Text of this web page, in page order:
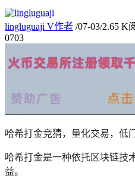
lingluguaji V作者 /07-03/2.65 K
0703
哈希打金竞猜，量化交易，低
哈希打金是一种依托区块链技
益。